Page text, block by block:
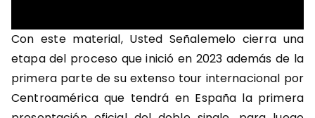
Con este material, Usted Señalemelo cierra una
etapa del proceso que inició en 2023 además de la
primera parte de su extenso tour internacional por
Centroamérica que tendrá en España la primera